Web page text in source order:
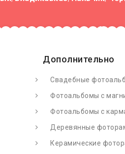
Дополнительно
Свадебные
Фотоальбомы с
Фотоальбомы с
Деревянные
Керамические